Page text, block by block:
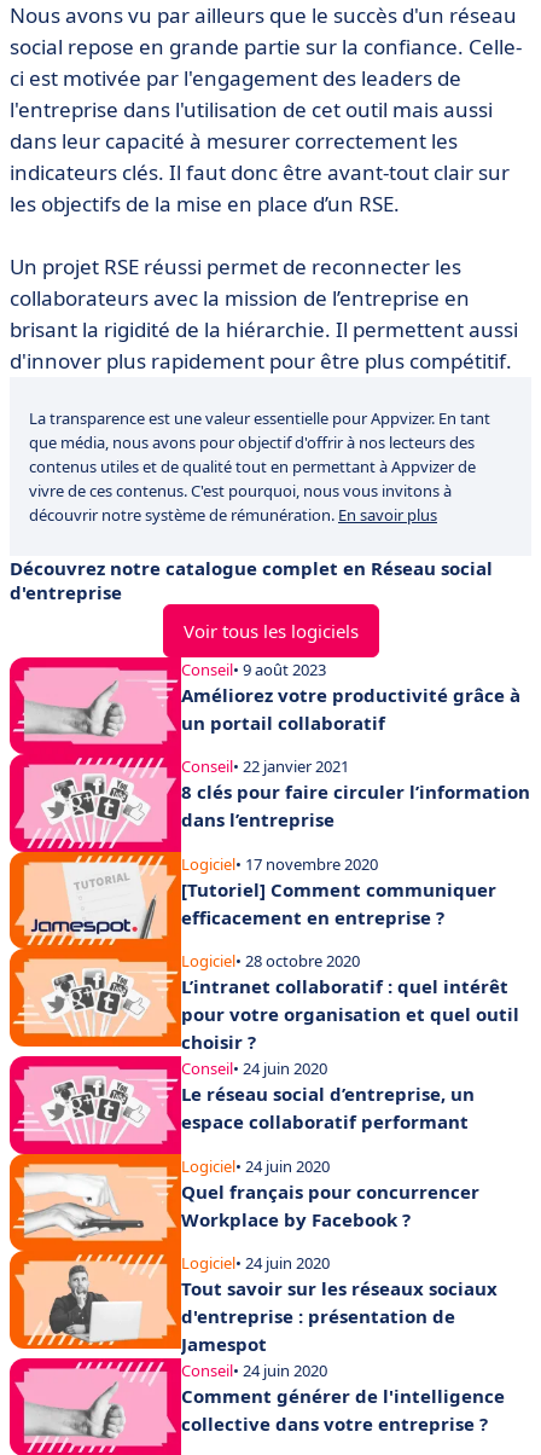
Nous avons vu par ailleurs que le succès d'un réseau
social repose en grande partie sur la confiance. Celle-
ci est motivée par l'engagement des leaders de
l'entreprise dans l'utilisation de cet outil mais aussi
dans leur capacité à mesurer correctement les
indicateurs clés. Il faut donc être avant-tout clair sur
les objectifs de la mise en place d’un RSE.
Un projet RSE réussi permet de reconnecter les
collaborateurs avec la mission de l’entreprise en
brisant la rigidité de la hiérarchie. Il permettent aussi
d'innover plus rapidement pour être plus compétitif.
La transparence est une valeur essentielle pour Appvizer. En tant
que média, nous avons pour objectif d'offrir à nos lecteurs des
contenus utiles et de qualité tout en permettant à Appvizer de
vivre de ces contenus. C'est pourquoi, nous vous invitons à
découvrir notre système de rémunération. En savoir plus
Découvrez notre catalogue complet en Réseau social
d'entreprise
Voir tous les logiciels
Conseil• 9 août 2023
Améliorez votre productivité grâce à
un portail collaboratif
Conseil• 22 janvier 2021
8 clés pour faire circuler l’information
dans l’entreprise
Logiciel• 17 novembre 2020
[Tutoriel] Comment communiquer
efficacement en entreprise ?
Logiciel• 28 octobre 2020
L’intranet collaboratif : quel intérêt
pour votre organisation et quel outil
choisir ?
Conseil• 24 juin 2020
Le réseau social d’entreprise, un
espace collaboratif performant
Logiciel• 24 juin 2020
Quel français pour concurrencer
Workplace by Facebook ?
Logiciel• 24 juin 2020
Tout savoir sur les réseaux sociaux
d'entreprise : présentation de
Jamespot
Conseil• 24 juin 2020
Comment générer de l'intelligence
collective dans votre entreprise ?